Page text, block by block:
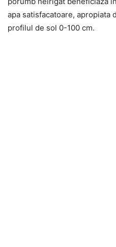
apa satisfacatoare, apropiata
profilul de sol 0-100 cm.